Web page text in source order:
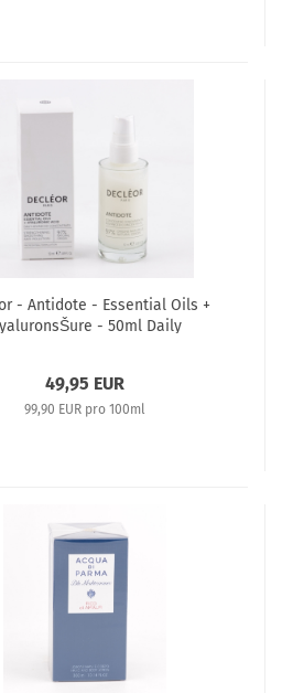
- Antidote - Essential Oils +
- 50ml Daily
49,95 EUR
99,90 EUR pro 100ml